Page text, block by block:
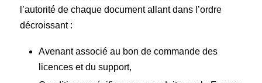
l’autorité de chaque document allant dans l’ordre
décroissant :
Avenant associé au bon de commande des
licences et du support,